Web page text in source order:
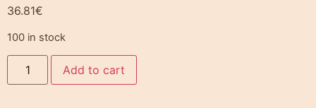
36.81€
100 in stock
Add to cart